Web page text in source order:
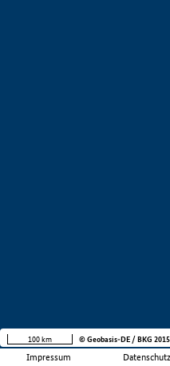
Impressum
100 km © Geobasis-DE / BKG 2015